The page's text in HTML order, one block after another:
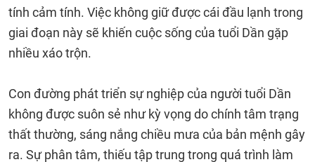
tính cảm tính. Việc không giữ được cái đầu lạnh trong
giai đoạn này sẽ khiến cuộc sống của tuổi Dần gặp
nhiều xáo trộn.
Con đường phát triển sự nghiệp của người tuổi Dần
không được suôn sẻ như kỳ vọng do chính tâm trạng
thất thường, sáng nắng chiều mưa của bản mệnh gây
ra. Sự phân tâm, thiếu tập trung trong quá trình làm